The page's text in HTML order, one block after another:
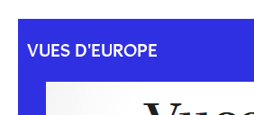
VUES D'EUROPE